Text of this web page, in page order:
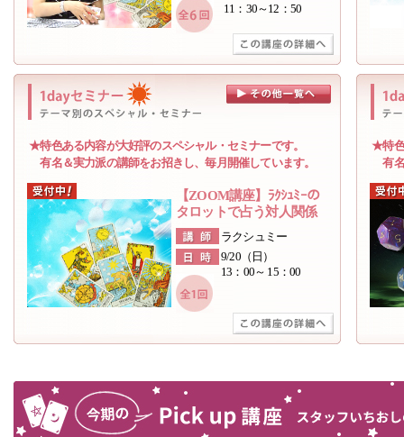
11：30～12：50
★特色ある内容が大好評のスペシャル・セミナーです。
有名＆実力派の講師をお招きし、毎月開催しています。
【ZOOM講座】ﾗｸｼｭﾐｰの
タロットで占う対人関係
ラクシュミー
9/20（日）
13：00～ 15：00
★特色
有名